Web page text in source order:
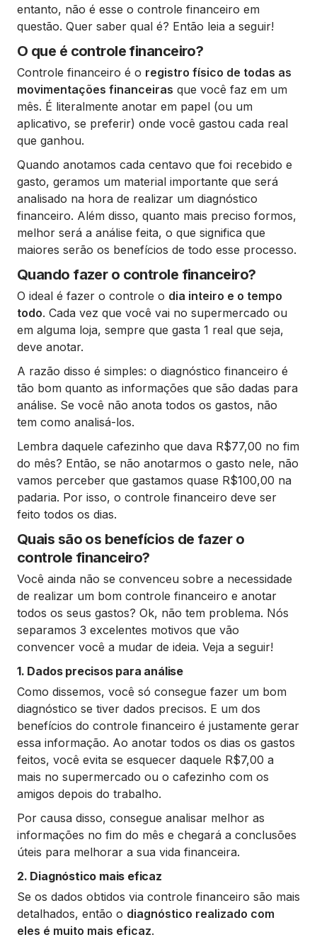
entanto, não é esse o controle financeiro em
questão. Quer saber qual é? Então leia a seguir!
O que é controle financeiro?
Controle financeiro é o registro físico de todas as
movimentações financeiras que você faz em um
mês. É literalmente anotar em papel (ou um
aplicativo, se preferir) onde você gastou cada real
que ganhou.
Quando anotamos cada centavo que foi recebido e
gasto, geramos um material importante que será
analisado na hora de realizar um diagnóstico
financeiro. Além disso, quanto mais preciso formos,
melhor será a análise feita, o que significa que
maiores serão os benefícios de todo esse processo.
Quando fazer o controle financeiro?
O ideal é fazer o controle o dia inteiro e o tempo
todo. Cada vez que você vai no supermercado ou
em alguma loja, sempre que gasta 1 real que seja,
deve anotar.
A razão disso é simples: o diagnóstico financeiro é
tão bom quanto as informações que são dadas para
análise. Se você não anota todos os gastos, não
tem como analisá-los.
Lembra daquele cafezinho que dava R$77,00 no fim
do mês? Então, se não anotarmos o gasto nele, não
vamos perceber que gastamos quase R$100,00 na
padaria. Por isso, o controle financeiro deve ser
feito todos os dias.
Quais são os benefícios de fazer o
controle financeiro?
Você ainda não se convenceu sobre a necessidade
de realizar um bom controle financeiro e anotar
todos os seus gastos? Ok, não tem problema. Nós
separamos 3 excelentes motivos que vão
convencer você a mudar de ideia. Veja a seguir!
1. Dados precisos para análise
Como dissemos, você só consegue fazer um bom
diagnóstico se tiver dados precisos. E um dos
benefícios do controle financeiro é justamente gerar
essa informação. Ao anotar todos os dias os gastos
feitos, você evita se esquecer daquele R$7,00 a
mais no supermercado ou o cafezinho com os
amigos depois do trabalho.
Por causa disso, consegue analisar melhor as
informações no fim do mês e chegará a conclusões
úteis para melhorar a sua vida financeira.
2. Diagnóstico mais eficaz
Se os dados obtidos via controle financeiro são mais
detalhados, então o diagnóstico realizado com
eles é muito mais eficaz.